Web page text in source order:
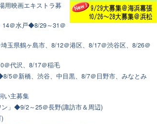
用映画エキストラ募
14＠水戸◆8/29～31＠
玉県鶴ヶ島市、8/12＠港区、8/17＠渋谷区、8/26＠
＠代沢、8/17＠稲毛
5＠新橋、渋谷、中目黒、8/7＠日野市、みなとみ
い主募集
」◆9/2～25＠長野(諏訪市＆周辺)